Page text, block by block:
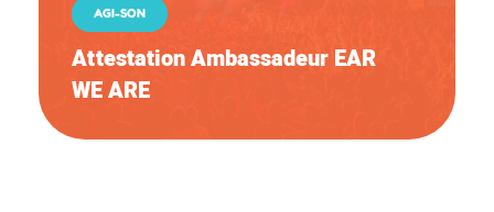
AGI-SON
Attestation Ambassadeur EAR
WE ARE